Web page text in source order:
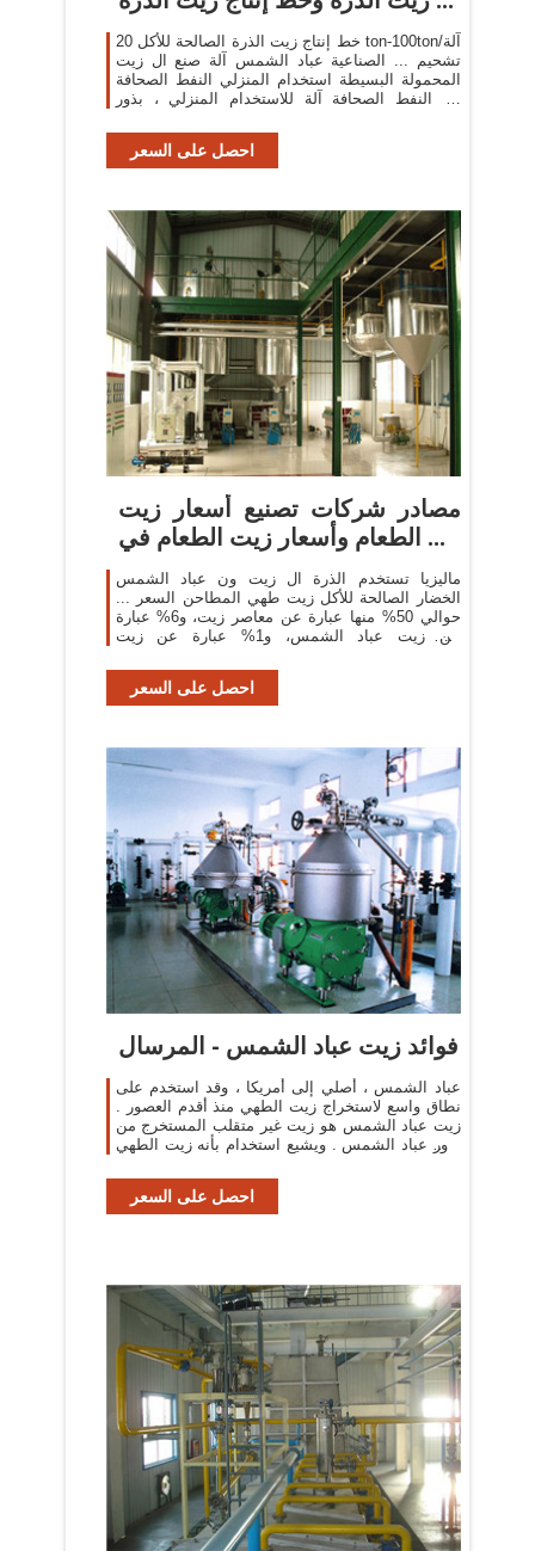
خط إنتاج زيت الذرة الصالحة للأكل 20 ton-100ton/آلة
تشحيم ... الصناعية عباد الشمس آلة صنع ال زيت
المحمولة البسيطة استخدام المنزلي النفط الصحافة
آلة النفط الصحافة آلة للاستخدام المنزلي ، بذور
احصل على السعر
مصادر شركات تصنيع أسعار زيت
الطعام وأسعار زيت الطعام في ...
ماليزيا تستخدم الذرة ال زيت ون عباد الشمس
الخضار الصالحة للأكل زيت طهي المطاحن السعر ...
حوالي 50% منها عبارة عن معاصر زيت، و6% عبارة
عن زيت عباد الشمس، و1% عبارة عن زيت
احصل على السعر
فوائد زيت عباد الشمس - المرسال
عباد الشمس ، أصلي إلى أمريكا ، وقد استخدم على
نطاق واسع لاستخراج زيت الطهي منذ أقدم العصور .
زيت عباد الشمس هو زيت غير متقلب المستخرج من
بذور عباد الشمس . ويشيع استخدام بأنه زيت الطهي
احصل على السعر